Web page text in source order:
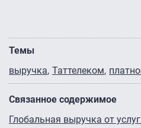
Темы
выручка Таттелеком
Связанное содержимое
Глобальная выручка от